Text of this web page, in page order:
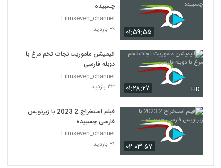
۰۱:۵۹:۵۵
چسبیده
Filmseven_channel
۳۰ بازدید
۰۱:۲۸:۲۷ HD
انیمیشن ماموریت نجات تخم مرغ با
دوبله فارسی
Filmseven_channel
۳۳ بازدید
۰۲:۰۳:۵۷
فیلم استخراج 2 2023 با زیرنویس
فارسی چسبیده
Filmseven_channel
۳۱ بازدید